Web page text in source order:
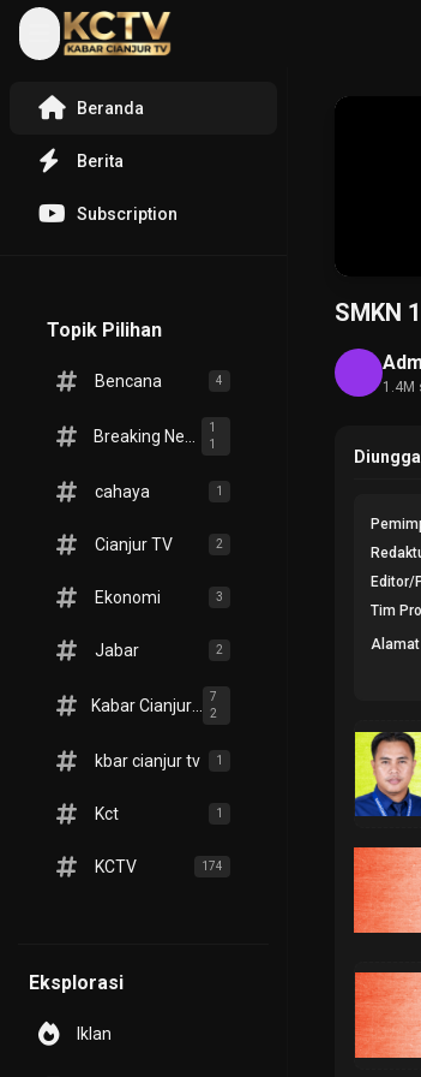
Beranda
Berita
Subscription
Topik Pilihan
Bencana 4
1
1
cahaya 1
Cianjur TV 2
Ekonomi 3
Jabar 2
Kabar Cianjur TV
7
2
kbar cianjur tv 1
Kct 1
KCTV 174
Eksplorasi
Iklan
SMKN
1.4M
Editor/
Tim
Alamat